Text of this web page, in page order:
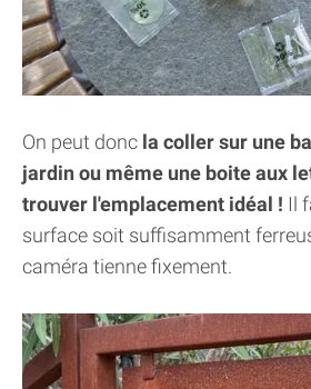
On peut donc la coller sur une
jardin ou même une boite aux
trouver l'emplacement idéal ! Il
surface soit suffisamment
caméra tienne fixement.